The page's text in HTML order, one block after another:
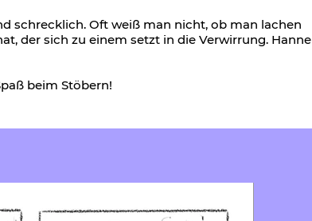
schrecklich. Oft weiß man nicht, ob man lachen
der sich zu einem setzt in die Verwirrung. Hanne
beim Stöbern!